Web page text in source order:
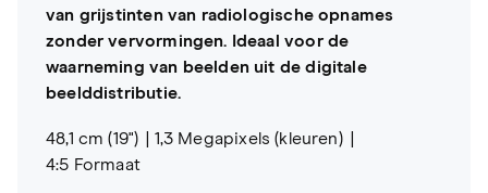
van grijstinten van radiologische opnames
zonder vervormingen. Ideaal voor de
waarneming van beelden uit de digitale
beelddistributie.
48,1 cm (19")
1,3 Megapixels (kleuren)
4:5 Formaat